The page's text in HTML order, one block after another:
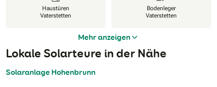
Haustüren
Vaterstetten
Bodenleger
Vaterstetten
Mehr anzeigen
Lokale Solarteure in der Nähe
Solaranlage Hohenbrunn